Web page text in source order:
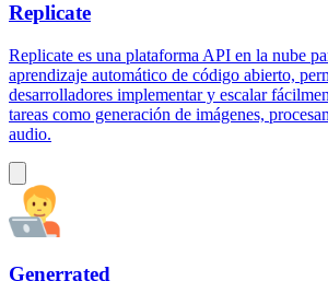
Replicate
Replicate es una plataforma API en la nube
aprendizaje automático de código abierto,
desarrolladores implementar y escalar
tareas como generación de imágenes,
audio.
Generrated